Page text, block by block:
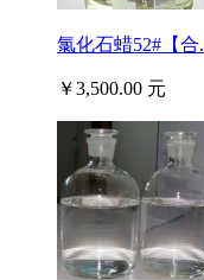
氯化石蜡52#【合.
￥3,500.00 元